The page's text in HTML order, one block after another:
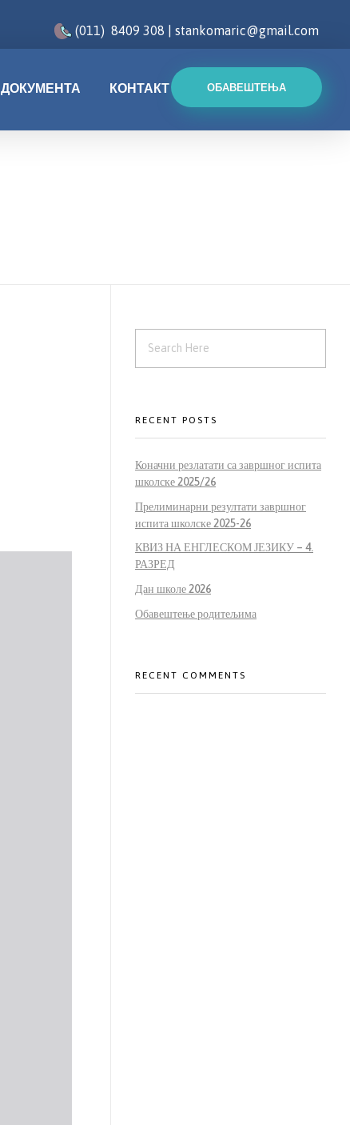
(011) 8409 308 | stankomaric@gmail.com
ДОКУМЕНТА КОНТАКТ ОБАВЕШТЕЊА
RECENT POSTS
Коначни резлатати са завршног испита
школске 2025/26
Прелиминарни резултати завршног
испита школске 2025-26
КВИЗ НА ЕНГЛЕСКОМ ЈЕЗИКУ – 4.
РАЗРЕД
Дан школе 2026
Обавештење родитељима
RECENT COMMENTS